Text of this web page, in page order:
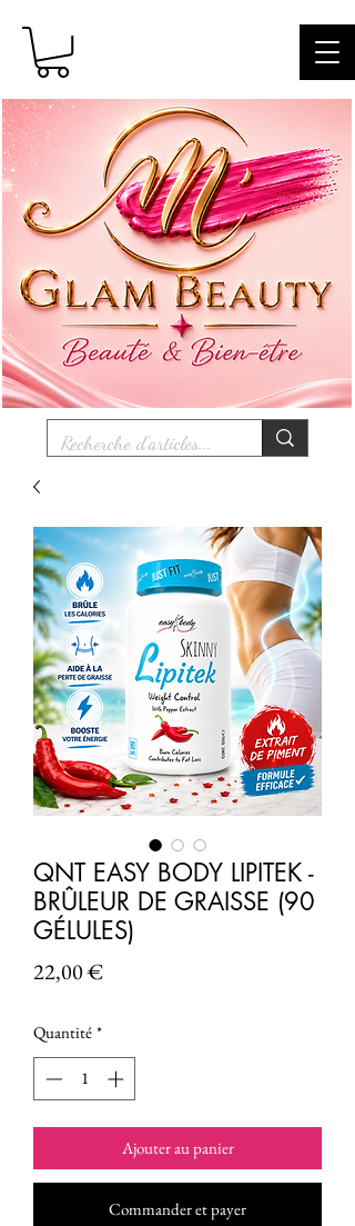
QNT EASY BODY LIPITEK -
BRÛLEUR DE GRAISSE (90
GÉLULES)
22,00 €Prix
Quantité *
Ajouter au panier
Commander et payer